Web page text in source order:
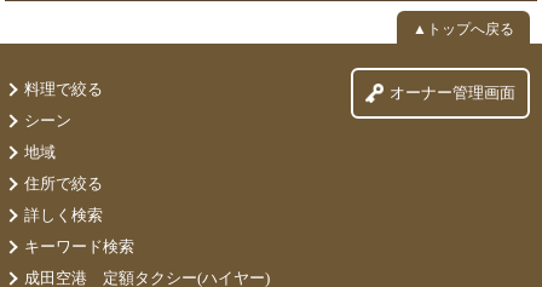
▲トップへ戻る
料理で絞る
シーン
地域
住所で絞る
詳しく検索
キーワード検索
成田空港 定額タクシー(ハイヤー)
オーナー管理画面